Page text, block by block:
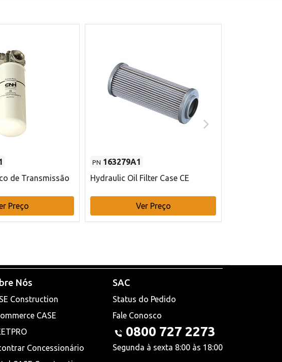
de Transmissão
Preço
PN 163279A1
Hydraulic Oil Filter Case CE
Ver Preço
Nós
Construction
CASE
Concessionário
SAC
Status do Pedido
Fale Conosco
0800 727 2273
Segunda à sexta 8:00 às 18:00